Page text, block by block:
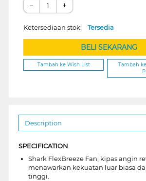
− +
Ketersediaan stok: Tersedia
BELI SEKARANG
Tambah ke Wish List
Tambah
Description
SPECIFICATION
Shark FlexBreeze Fan, kipas angin
menawarkan kekuatan luar biasa
tinggi.